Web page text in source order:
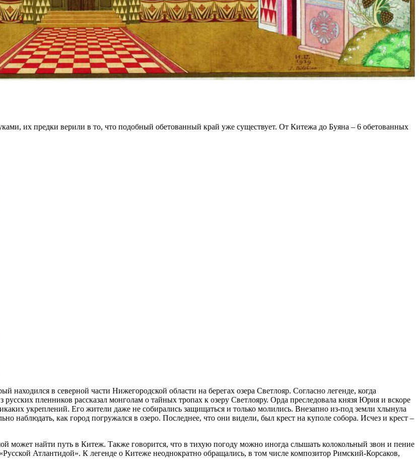
их предки верили в то, что подобный обетованный край уже существует. От Китежа до Буяна – 6 обетованных
находился в северной части Нижегородской области на берегах озера Светлояр. Согласно легенде, когда
пленников рассказал монголам о тайных тропах к озеру Светлояру. Орда преследовала князя Юрия и вскоре
укреплений. Его жители даже не собирались защищаться и только молились. Внезапно из-под земли хлынула
наблюдать, как город погружался в озеро. Последнее, что они видели, был крест на куполе собора. Исчез и крест –
может найти путь в Китеж. Также говорится, что в тихую погоду можно иногда слышать колокольный звон и пение
Атлантидой». К легенде о Китеже неоднократно обращались, в том числе композитор Римский-Корсаков,